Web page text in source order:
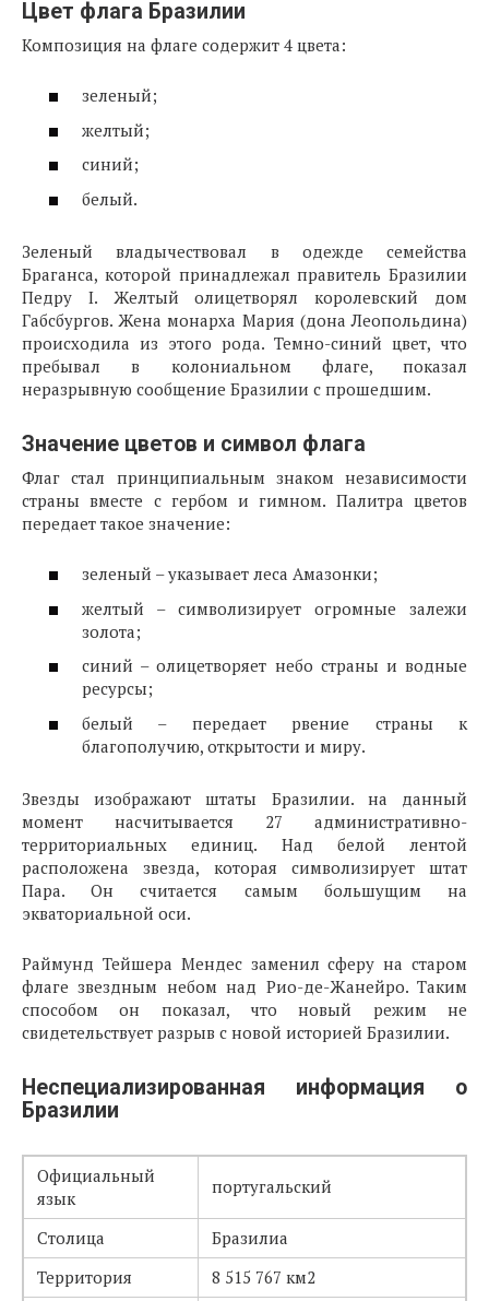
Цвет флага Бразилии
Композиция на флаге содержит 4 цвета:
зеленый;
желтый;
синий;
белый.
Зеленый владычествовал в одежде семейства
Браганса, которой принадлежал правитель Бразилии
Педру I. Желтый олицетворял королевский дом
Габсбургов. Жена монарха Мария (дона Леопольдина)
происходила из этого рода. Темно-синий цвет, что
пребывал в колониальном флаге, показал
неразрывную сообщение Бразилии с прошедшим.
Значение цветов и символ флага
Флаг стал принципиальным знаком независимости
страны вместе с гербом и гимном. Палитра цветов
передает такое значение:
зеленый – указывает леса Амазонки;
желтый – символизирует огромные залежи
золота;
синий – олицетворяет небо страны и водные
ресурсы;
белый – передает рвение страны к
благополучию, открытости и миру.
Звезды изображают штаты Бразилии. на данный
момент насчитывается 27 административно-
территориальных единиц. Над белой лентой
расположена звезда, которая символизирует штат
Пара. Он считается самым большущим на
экваториальной оси.
Раймунд Тейшера Мендес заменил сферу на старом
флаге звездным небом над Рио-де-Жанейро. Таким
способом он показал, что новый режим не
свидетельствует разрыв с новой историей Бразилии.
Неспециализированная информация о
Бразилии
Официальный
язык
португальский
Столица
Бразилиа
Территория
8 515 767 км2